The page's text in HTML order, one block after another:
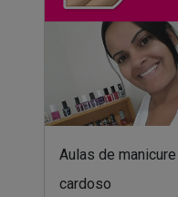
Aulas de
cardoso